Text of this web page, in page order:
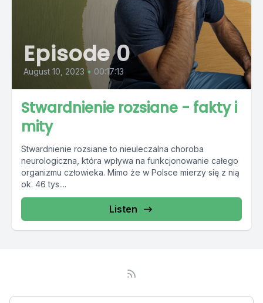
Episode 0
August 10, 2023 • 00:17:13
Stwardnienie rozsiane - fakty i
mity
Stwardnienie rozsiane to nieuleczalna choroba
neurologiczna, która wpływa na funkcjonowanie całego
organizmu człowieka. Mimo że w Polsce mierzy się z nią
ok. 46 tys....
Listen